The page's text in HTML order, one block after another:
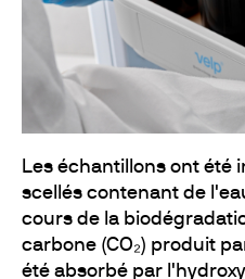
Les échantillons ont été
scellés contenant de
cours de la
carbone (CO₂) produit
été absorbé par